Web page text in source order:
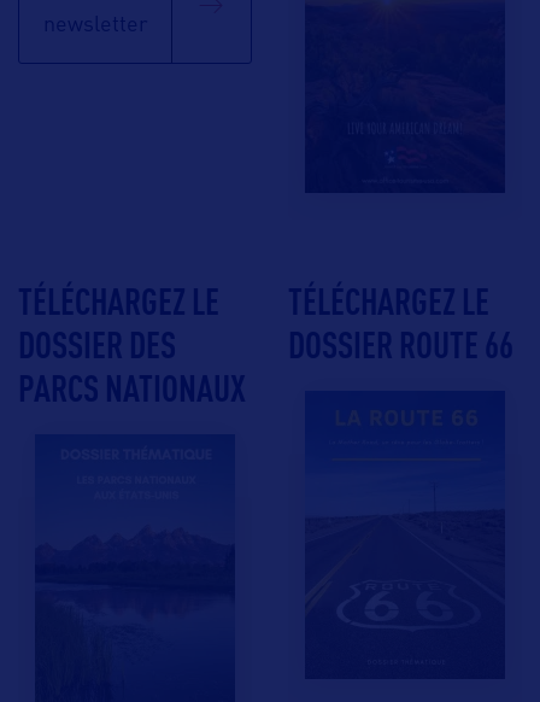
newsletter
TÉLÉCHARGEZ LE
DOSSIER DES
PARCS NATIONAUX
TÉLÉCHARGEZ LE
DOSSIER ROUTE 66